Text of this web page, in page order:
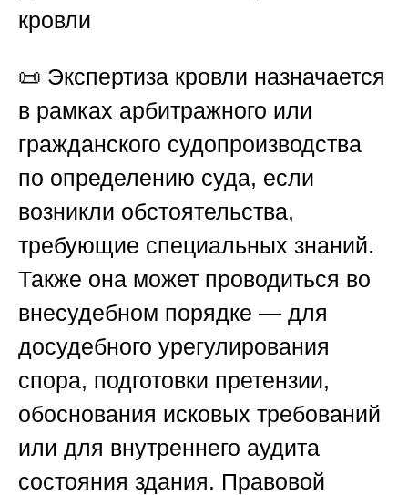
кровли
📜 Экспертиза кровли назначается
в рамках арбитражного или
гражданского судопроизводства
по определению суда, если
возникли обстоятельства,
требующие специальных знаний.
Также она может проводиться во
внесудебном порядке — для
досудебного урегулирования
спора, подготовки претензии,
обоснования исковых требований
или для внутреннего аудита
состояния здания. Правовой